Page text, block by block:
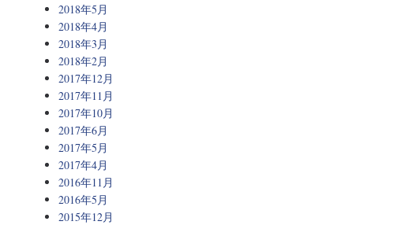
2018年5月
2018年4月
2018年3月
2018年2月
2017年12月
2017年11月
2017年10月
2017年6月
2017年5月
2017年4月
2016年11月
2016年5月
2015年12月